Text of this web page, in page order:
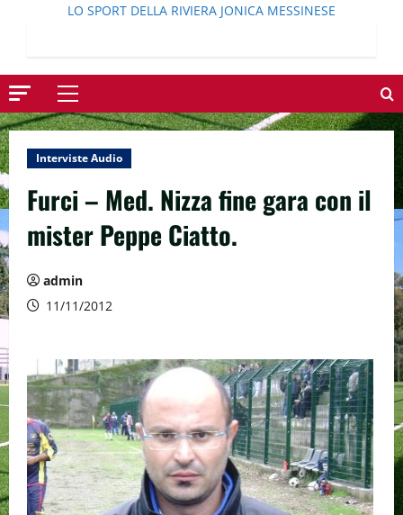
LO SPORT DELLA RIVIERA JONICA MESSINESE
Menu
principale
Interviste Audio
Furci – Med. Nizza fine gara con il
mister Peppe Ciatto.
admin
11/11/2012